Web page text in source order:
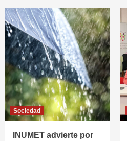
Sociedad
INUMET advierte por